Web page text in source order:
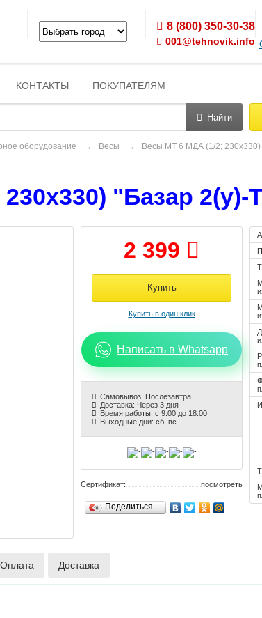
8 (800) 350-30-38
001@tehnovik.info
КОНТАКТЫ ПОКУПАТЕЛЯМ
Найти
оборудование → Весы → Весы МТ 6 МДА (1/2; 230х330)
"Базар 2(у)-
2 399
Написать в Whatsapp
Самовывоз: Послезавтра
Доставка: Через 3 дня
Время работы: с 9:00 до 18:00
Выходные дни: сб, вс
Сертификат: посмотреть
Поделиться…
Оплата Доставка